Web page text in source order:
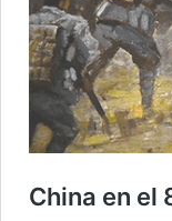
China en el